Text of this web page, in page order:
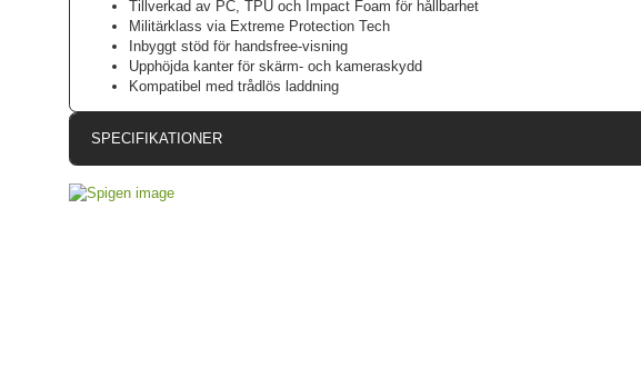
Tillverkad av PC, TPU och Impact Foam för hållbarhet
Militärklass via Extreme Protection Tech
Inbyggt stöd för handsfree-visning
Upphöjda kanter för skärm- och kameraskydd
Kompatibel med trådlös laddning
SPECIFIKATIONER